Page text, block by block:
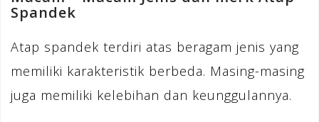
Spandek
Atap spandek terdiri atas beragam jenis yang
memiliki karakteristik berbeda. Masing-masing
juga memiliki kelebihan dan keunggulannya.